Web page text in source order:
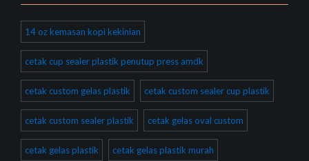
14 oz kemasan kopi kekinian
cetak cup sealer plastik penutup press amdk
cetak custom gelas plastik cetak custom sealer cup plastik
cetak custom sealer plastik cetak gelas oval custom
cetak gelas plastik cetak gelas plastik murah